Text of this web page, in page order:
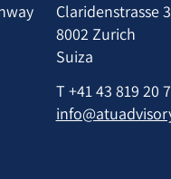
Claridenstrasse
8002 Zurich
Suiza
T +41 43 819 20